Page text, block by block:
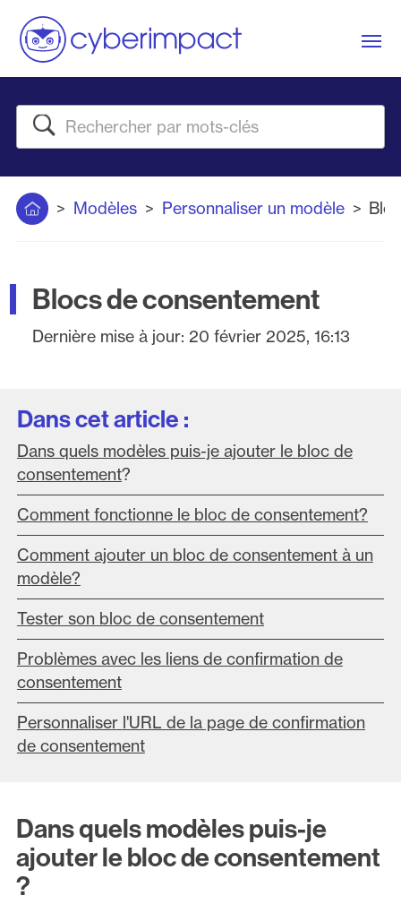
Rechercher
Accueil Modèles Personnaliser un modèle
Blocs de consentement
Dernière mise à jour: 20 février 2025, 16:13
Dans cet article :
Dans quels modèles puis-je ajouter le bloc de
consentement?
Comment fonctionne le bloc de consentement?
Comment ajouter un bloc de consentement à un
modèle?
Tester son bloc de consentement
Problèmes avec les liens de confirmation de
consentement
Personnaliser l'URL de la page de confirmation
de consentement
Dans quels modèles puis-je
ajouter le bloc de consentement
?